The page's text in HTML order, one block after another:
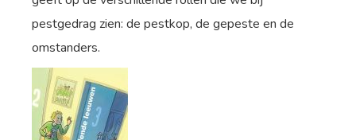
pestgedrag zien: de pestkop, de gepeste en de
omstanders.